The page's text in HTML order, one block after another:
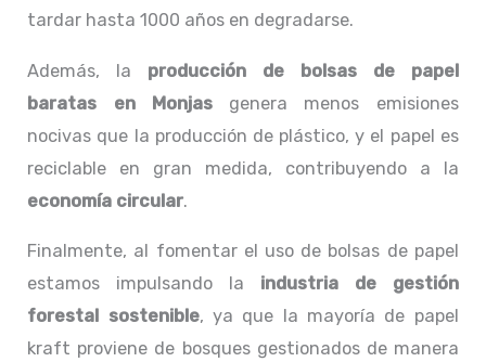
tardar hasta 1000 años en degradarse.
Además, la producción de bolsas de papel
baratas en Monjasgenera menos emisiones
nocivas que la producción de plástico, y el papel es
reciclable en gran medida, contribuyendo a la
economía circular.
Finalmente, al fomentar el uso de bolsas de papel
estamos impulsando la industria de gestión
forestal sostenible, ya que la mayoría de papel
kraft proviene de bosques gestionados de manera